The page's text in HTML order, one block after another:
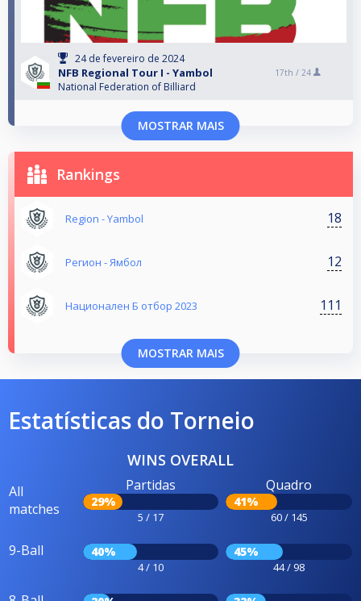
24 de fevereiro de 2024
NFB Regional Tour I - Yambol
National Federation of Billiard
17th / 24
MOSTRAR MAIS
Rankings
Region - Yambol 18
Регион - Ямбол 12
Национален Б отбор 2023 111
MOSTRAR MAIS
Estatísticas do Torneio
WINS OVERALL
All
matches
Partidas
29%
5 / 17
Quadro
41%
60 / 145
9-Ball 40%
4 / 10
45%
44 / 98